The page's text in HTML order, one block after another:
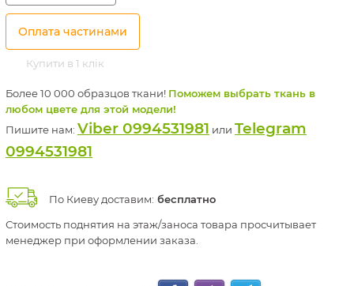
Оплата частинами
Купити в 1 клік
Более 10 000 образцов ткани! Поможем выбрать ткань в
любом цвете для этой модели!
Пишите нам: Viber 0994531981 или Telegram
0994531981
По Киеву доставим: бесплатно
Стоимость поднятия на этаж/заноса товара просчитывает
менеджер при оформлении заказа.